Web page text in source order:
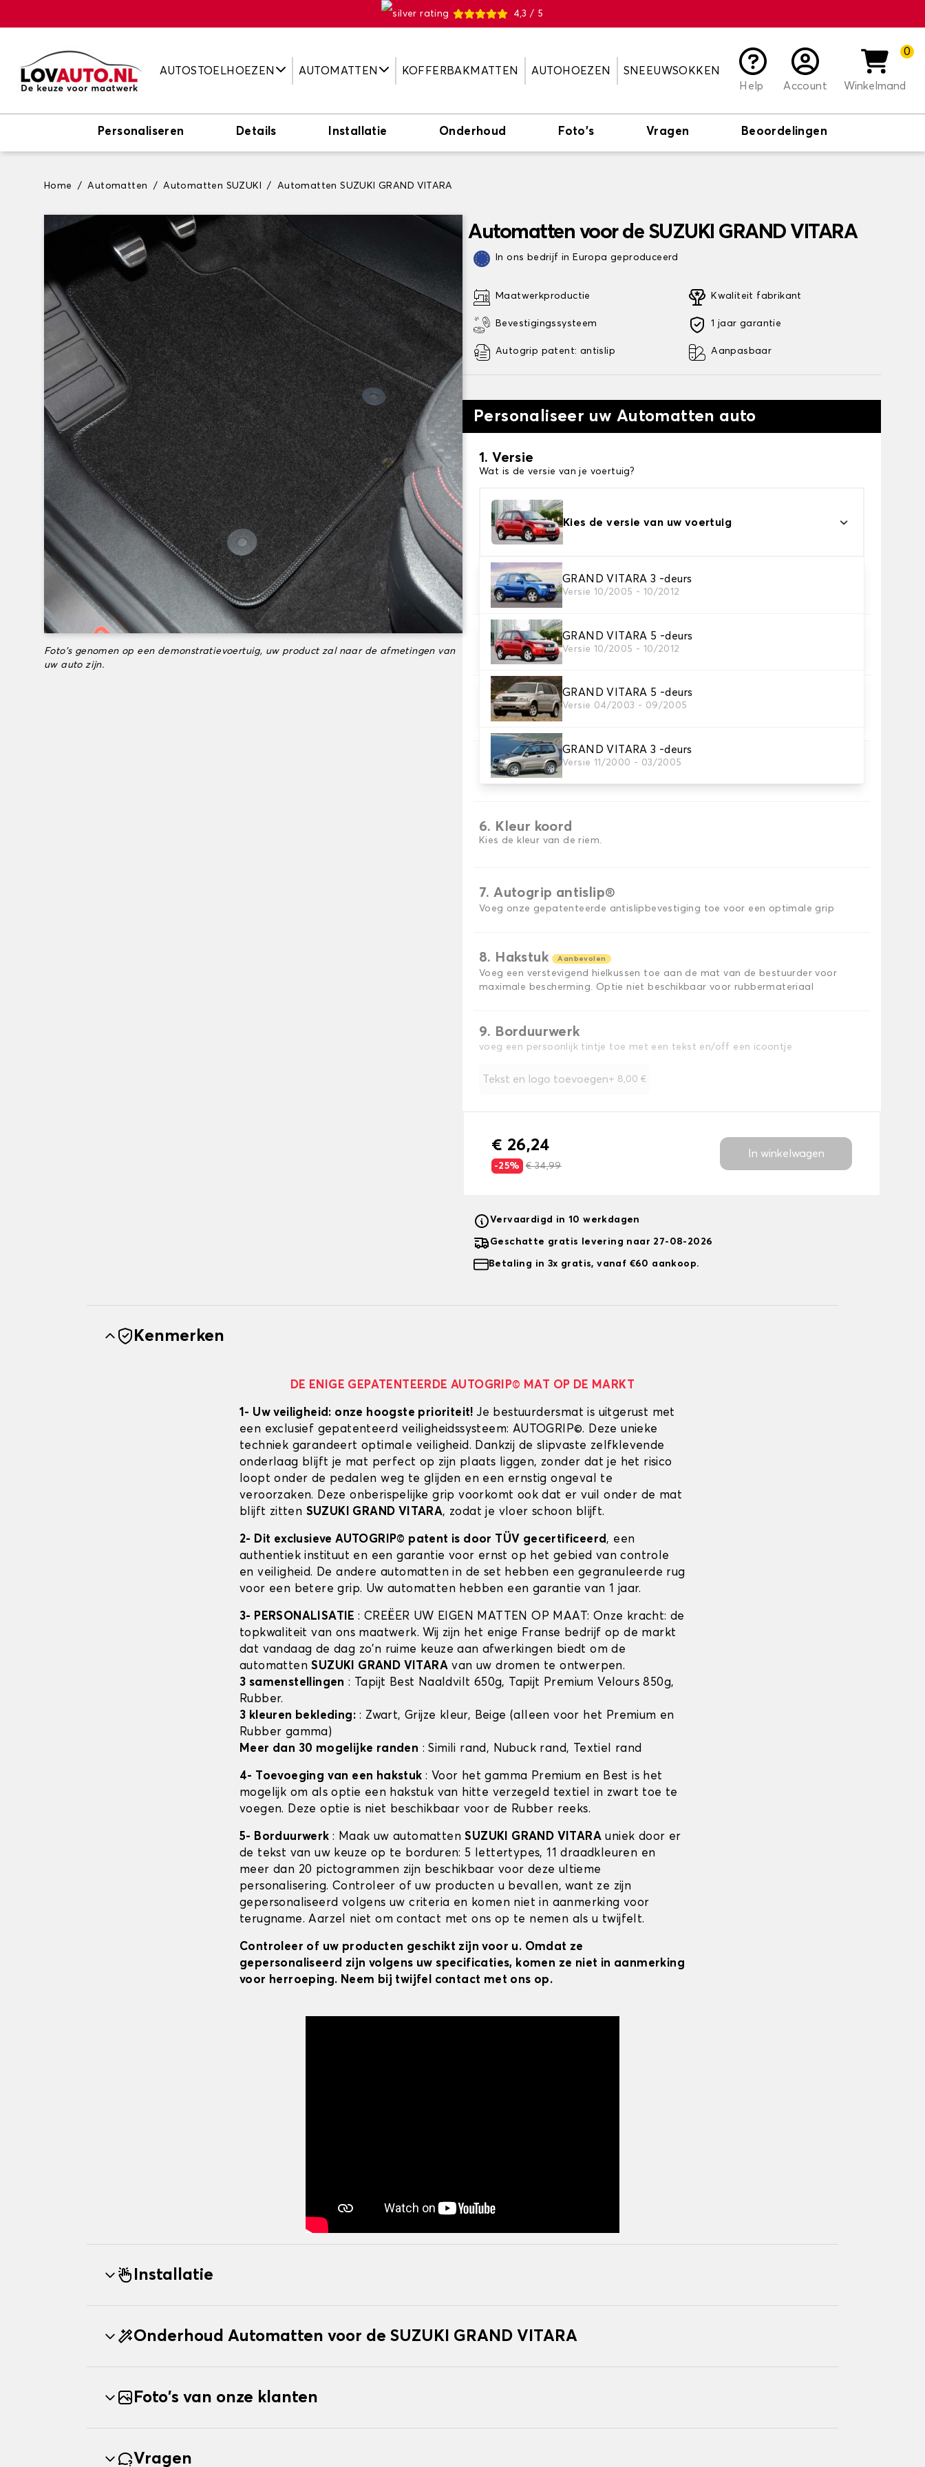
4,3 / 5
AUTOSTOELHOEZEN AUTOMATTEN KOFFERBAKMATTEN AUTOHOEZEN
SNEEUWSOKKEN
Help
Account
0
Winkelmand
Personaliseren Details Installatie Onderhoud Foto's Vragen Beoordelingen
Home Automatten Automatten SUZUKI Automatten SUZUKI GRAND VITARA
Foto's genomen op een demonstratievoertuig, uw product zal naar de afmetingen van
uw auto zijn.
Automatten voor de SUZUKI GRAND VITARA
In ons bedrijf in Europa geproduceerd
Maatwerkproductie
Bevestigingssysteem
Autogrip patent: antislip
Kwaliteit fabrikant
1 jaar garantie
Aanpasbaar
Personaliseer uw Automatten auto
1. Versie
Wat is de versie van je voertuig?
Kies de versie van uw voertuig
GRAND VITARA 3 -deurs
Versie 10/2005 - 10/2012
GRAND VITARA 5 -deurs
Versie 10/2005 - 10/2012
GRAND VITARA 5 -deurs
Versie 04/2003 - 09/2005
GRAND VITARA 3 -deurs
Versie 11/2000 - 03/2005
2. Materiaal
Kies het materiaal van uw automatten
3. Aantal matten
Selecteer het aantal automatten dat je nodig hebt.
4. Tapijt kleuren
Kies de kleur van je tapijt ..
5. Materiaal riem
Kies het materiaal voor de riem.
6. Kleur koord
Kies de kleur van de riem.
7. Autogrip antislip®
Voeg onze gepatenteerde antislipbevestiging toe voor een optimale grip
8. Hakstuk Aanbevolen
Voeg een verstevigend hielkussen toe aan de mat van de bestuurder voor
maximale bescherming. Optie niet beschikbaar voor rubbermateriaal
9. Borduurwerk
voeg een persoonlijk tintje toe met een tekst en/off een icoontje
Tekst en logo toevoegen+ 8,00 €
€ 26,24
-25% € 34,99
In winkelwagen
Vervaardigd in 10 werkdagen
Geschatte gratis levering naar 27-08-2026
Betaling in 3x gratis, vanaf €60 aankoop.
Kenmerken
DE ENIGE GEPATENTEERDE AUTOGRIP© MAT OP DE MARKT
1- Uw veiligheid: onze hoogste prioriteit!Je bestuurdersmat is uitgerust met
een exclusief gepatenteerd veiligheidssysteem: AUTOGRIP©. Deze unieke
techniek garandeert optimale veiligheid. Dankzij de slipvaste zelfklevende
onderlaag blijft je mat perfect op zijn plaats liggen, zonder dat je het risico
loopt onder de pedalen weg te glijden en een ernstig ongeval te
veroorzaken. Deze onberispelijke grip voorkomt ook dat er vuil onder de mat
blijft zitten SUZUKI GRAND VITARA, zodat je vloer schoon blijft.
2- Dit exclusieve AUTOGRIP© patent is door TÜV gecertificeerd, een
authentiek instituut en een garantie voor ernst op het gebied van controle
en veiligheid. De andere automatten in de set hebben een gegranuleerde rug
voor een betere grip. Uw automatten hebben een garantie van 1 jaar.
3- PERSONALISATIE: CREËER UW EIGEN MATTEN OP MAAT: Onze kracht: de
topkwaliteit van ons maatwerk. Wij zijn het enige Franse bedrijf op de markt
dat vandaag de dag zo'n ruime keuze aan afwerkingen biedt om de
automattenSUZUKI GRAND VITARA van uw dromen te ontwerpen.
3 samenstellingen : Tapijt Best Naaldvilt 650g, Tapijt Premium Velours 850g,
Rubber.
3 kleuren bekleding: : Zwart, Grijze kleur, Beige (alleen voor het Premium en
Rubber gamma)
Meer dan 30 mogelijke randen : Simili rand, Nubuck rand, Textiel rand
4- Toevoeging van een hakstuk : Voor het gamma Premium en Best is het
mogelijk om als optie een hakstuk van hitte verzegeld textiel in zwart toe te
voegen. Deze optie is niet beschikbaar voor de Rubber reeks.
5- Borduurwerk : Maak uw automattenSUZUKI GRAND VITARA uniek door er
de tekst van uw keuze op te borduren: 5 lettertypes, 11 draadkleuren en
meer dan 20 pictogrammen zijn beschikbaar voor deze ultieme
personalisering. Controleer of uw producten u bevallen, want ze zijn
gepersonaliseerd volgens uw criteria en komen niet in aanmerking voor
terugname. Aarzel niet om contact met ons op te nemen als u twijfelt.
Controleer of uw producten geschikt zijn voor u. Omdat ze
gepersonaliseerd zijn volgens uw specificaties, komen ze niet in aanmerking
voor herroeping. Neem bij twijfel contact met ons op.
Installatie
Onderhoud Automatten voor de SUZUKI GRAND VITARA
Foto's van onze klanten
Vragen